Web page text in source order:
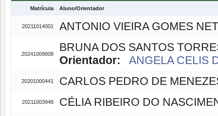
Matrícula Aluno/Orientador
20211014001 ANTONIO VIEIRA GOMES
20241009808
BRUNA DOS SANTOS
Orientador:
ANGELA CELIS
20201000441 CARLOS PEDRO DE
20211003948 CÉLIA RIBEIRO DO